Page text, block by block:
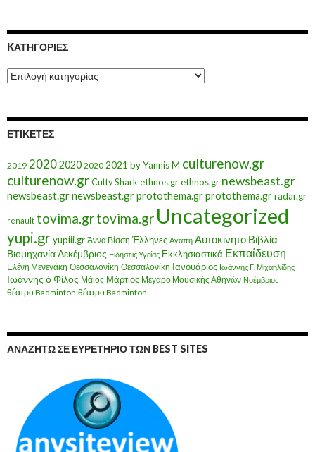
KΑΤΗΓΟΡΊΕΣ
Kατηγορίες
ΕΤΙΚΈΤΕΣ
2019 20202020 2020 2021 by Yannis M culturenow.gr
culturenow.grCutty Sharkethnos.grethnos.gr newsbeast.gr
newsbeast.grnewsbeast.grprotothema.grprotothema.grradar.gr
renault tovima.grtovima.gr Uncategorized
yupi.gryupiii.gr Άννα Βίσση Έλληνες Αγάπη Αυτοκίνητο Βιβλία
ΒιομηχανίαΔεκέμβριος Ειδήσεις Υγείας Εκκλησιαστικά Εκπαίδευση
Ελένη Μενεγάκη Θεσσαλονίκη Θεσσαλονίκη Ιανουάριος Ιωάννης Γ. Μιχαηλίδης
Ιωάννης ό Φίλος Μάιος Μάρτιος Μέγαρο Μουσικής Αθηνών Νοέμβριος
θέατρο Badminton θέατρο Badminton
ΑΝΑΖΗΤΏ ΣΕ ΕΥΡΕΤΉΡΙΟ ΤΩΝ BEST SITES